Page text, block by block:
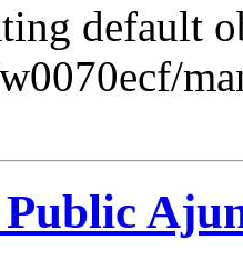
default